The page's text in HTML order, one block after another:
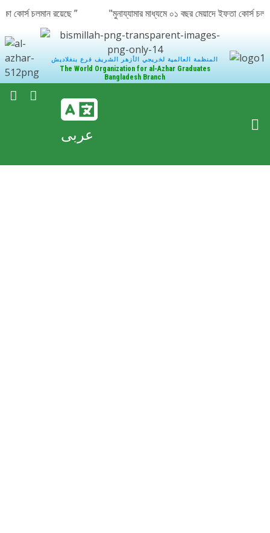
শিক্ষা কোর্স চলমান রয়েছে ” "মুনায্যামার মাধ্যমে ০১ বছর মেয়াদে ইফতা
المنظمة العالمية لخريجي الأزهر الشريف فرع بنغلاديش
The World Organization for al-Azhar Graduates
Bangladesh Branch
عربى